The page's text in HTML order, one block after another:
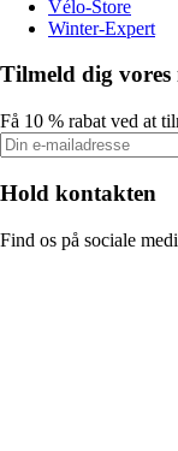
Vélo-Store
Winter-Expert
Tilmeld dig vores
Få 10 % rabat ved at
Hold kontakten
Find os på sociale